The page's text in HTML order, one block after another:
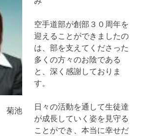
菊池
空手道部が創部３０周年を
迎えることができましたの
は、部を支えてくださった
多くの方々のお陰である
と、深く感謝しておりま
す。
日々の活動を通して生徒達
が成長していく姿を見守る
ことができ、本当に幸せだ